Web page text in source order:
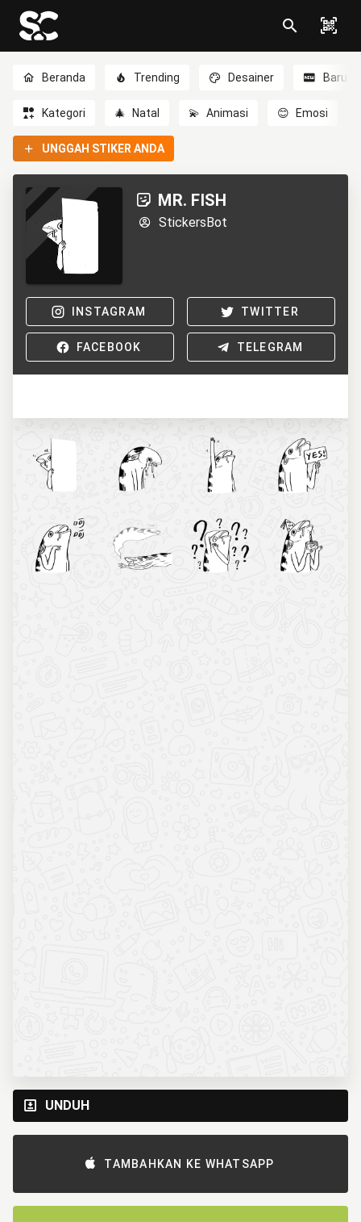
Beranda Trending Desainer Baru
Kategori 🎄 Natal 💫 Animasi 😊 Emosi
UNGGAH STIKER ANDA
MR. FISH
StickersBot
INSTAGRAM TWITTER
FACEBOOK TELEGRAM
UNDUH
TAMBAHKAN KE WHATSAPP